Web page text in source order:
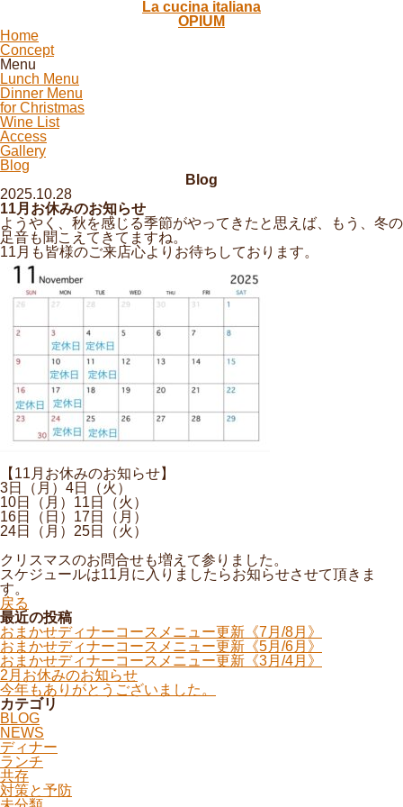
La cucina italiana
OPIUM
Home
Concept
Menu
Lunch Menu
Dinner Menu
for Christmas
Wine List
Access
Gallery
Blog
Blog
2025.10.28
11月お休みのお知らせ
ようやく、秋を感じる季節がやってきたと思えば、もう、冬の
足音も聞こえてきてますね。
11月も皆様のご来店心よりお待ちしております。
【11月お休みのお知らせ】
3日（月）4日（火）
10日（月）11日（火）
16日（日）17日（月）
24日（月）25日（火）
クリスマスのお問合せも増えて参りました。
スケジュールは11月に入りましたらお知らせさせて頂きま
す。
戻る
最近の投稿
おまかせディナーコースメニュー更新《7月/8月》
おまかせディナーコースメニュー更新《5月/6月》
おまかせディナーコースメニュー更新《3月/4月》
2月お休みのお知らせ
今年もありがとうございました。
カテゴリ
BLOG
NEWS
ディナー
ランチ
共存
対策と予防